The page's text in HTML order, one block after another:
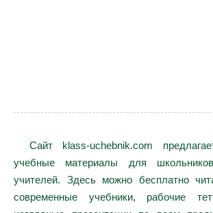
Сайт klass-uchebnik.com
учебные материалы для
учителей. Здесь можно бесплатно
современные учебники, рабочие